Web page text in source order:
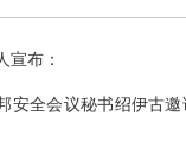
宣布：
安全会议秘书绍伊古